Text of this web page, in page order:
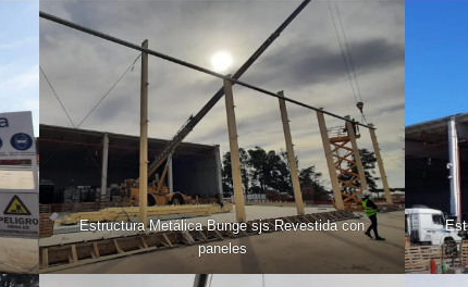
Estructura Metálica Bunge sjs Revestida con
paneles